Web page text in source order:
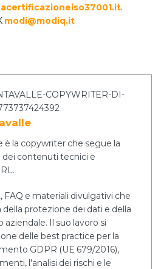
.
modi@modiq.it
è la copywriter che segue la
dei contenuti tecnici e
FAQ e materiali divulgativi che
protezione dei dati e della
Il suo lavoro si
delle best practice per la
GDPR (UE 679/2016),
l'analisi dei rischi e le